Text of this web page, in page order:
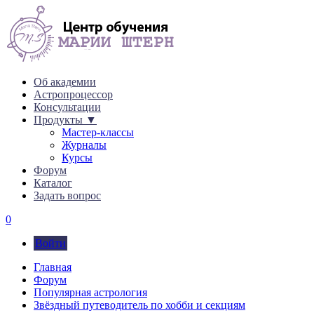
Об академии
Астропроцессор
Консультации
Продукты ▼
Мастер-классы
Журналы
Курсы
Форум
Каталог
Задать вопрос
0
Войти
Главная
Форум
Популярная астрология
Звёздный путеводитель по хобби и секциям